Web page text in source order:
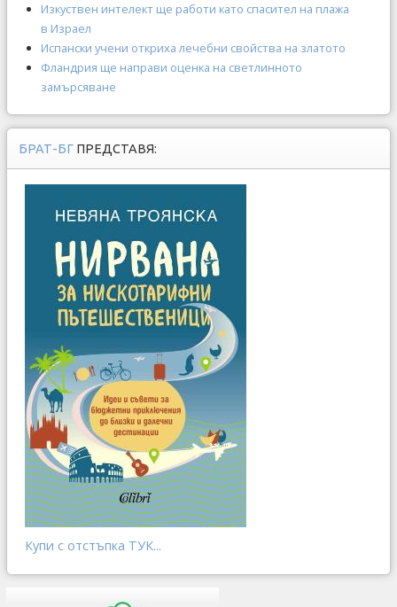
Изкуствен интелект ще работи като спасител на плажа
в Израел
Испански учени откриха лечебни свойства на златото
Фландрия ще направи оценка на светлинното
замърсяване
БРАТ-БГ ПРЕДСТАВЯ:
Купи с отстъпка ТУК...